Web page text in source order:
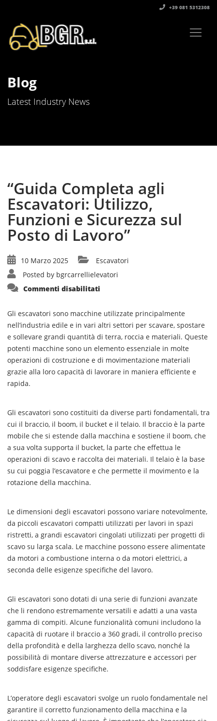
+39 081 5312308‬
Blog
Latest Industry News
“Guida Completa agli
Escavatori: Utilizzo,
Funzioni e Sicurezza sul
Posto di Lavoro”
10 Marzo 2025
Escavatori
Posted by bgrcarrellielevatori
Commenti disabilitati
Escavatori:
Funzioni
e
Sicurezza
sul
Posto
di
Lavoro”
Gli escavatori sono macchine utilizzate principalmente
nell’industria edile e in vari altri settori per scavare, spostare
e sollevare grandi quantità di terra, roccia e materiali. Queste
potenti macchine sono un elemento essenziale in molte
operazioni di costruzione e di movimentazione materiali
grazie alla loro capacità di lavorare in maniera efficiente e
rapida.
Gli escavatori sono costituiti da diverse parti fondamentali, tra
cui il braccio, il boom, il bucket e il telaio. Il braccio è la parte
mobile che si estende dalla macchina e sostiene il boom, che
a sua volta supporta il bucket, la parte che effettua le
operazioni di scavo e raccolta dei materiali. Il telaio è la base
su cui poggia l’escavatore e che permette il movimento e la
rotazione della macchina.
Le dimensioni degli escavatori possono variare notevolmente,
da piccoli escavatori compatti utilizzati per lavori in spazi
ristretti, a grandi escavatori cingolati utilizzati per progetti di
scavo su larga scala. Le macchine possono essere alimentate
da motori a combustione interna o da motori elettrici, a
seconda delle esigenze specifiche del lavoro.
Gli escavatori sono dotati di una serie di funzioni avanzate
che li rendono estremamente versatili e adatti a una vasta
gamma di compiti. Alcune funzionalità comuni includono la
capacità di ruotare il braccio a 360 gradi, il controllo preciso
della profondità e della larghezza dello scavo, nonché la
possibilità di montare diverse attrezzature e accessori per
soddisfare esigenze specifiche.
L’operatore degli escavatori svolge un ruolo fondamentale nel
garantire il corretto funzionamento della macchina e la